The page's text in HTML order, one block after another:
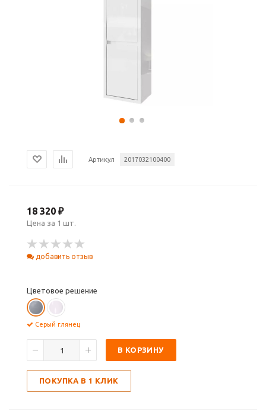
Артикул 2017032100400
18 320 ₽
Цена за 1 шт.
добавить отзыв
Цветовое решение
Серый глянец
В КОРЗИНУ
ПОКУПКА В 1 КЛИК